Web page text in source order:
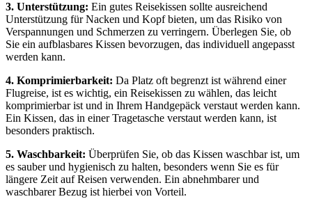
3. Unterstützung: Ein gutes Reisekissen sollte ausreichend
Unterstützung für Nacken und Kopf bieten, um das Risiko von
Verspannungen und Schmerzen zu verringern. Überlegen Sie, ob
Sie ein aufblasbares Kissen bevorzugen, das individuell angepasst
werden kann.
4. Komprimierbarkeit: Da Platz oft begrenzt ist während einer
Flugreise, ist es wichtig, ein Reisekissen zu wählen, das leicht
komprimierbar ist und in Ihrem Handgepäck verstaut werden kann.
Ein Kissen, das in einer Tragetasche verstaut werden kann, ist
besonders praktisch.
5. Waschbarkeit: Überprüfen Sie, ob das Kissen waschbar ist, um
es sauber und hygienisch zu halten, besonders wenn Sie es für
längere Zeit auf Reisen verwenden. Ein abnehmbarer und
waschbarer Bezug ist hierbei von Vorteil.